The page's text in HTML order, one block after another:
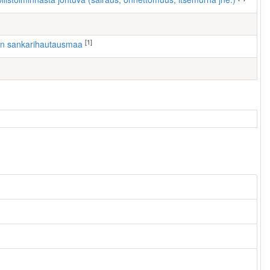
sankarihautausmaa [1]